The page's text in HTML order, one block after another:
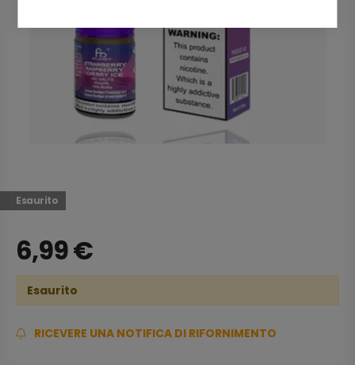
Esaurito
6,99€
Esaurito
RICEVERE UNA NOTIFICA DI RIFORNIMENTO